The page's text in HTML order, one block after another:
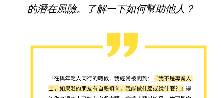
的潛在風險。了解一下如何幫助他人？